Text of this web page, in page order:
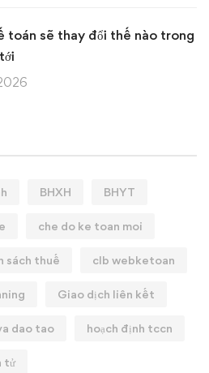
toán sẽ thay đổi thế nào trong
BHXH BHYT
che do ke toan moi
sách thuế clb webketoan
Giao dịch liên kết
dao tao hoạch định tccn
tử